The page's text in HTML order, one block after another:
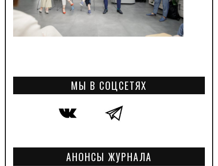
МЫ В СОЦСЕТЯХ
АНОНСЫ ЖУРНАЛА